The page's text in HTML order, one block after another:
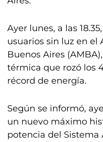
Ayer lunes, a las
usuarios sin luz en el
Buenos Aires
térmica que rozó los
récord de energía.
Según se informó,
un nuevo máximo
potencia del Sistema